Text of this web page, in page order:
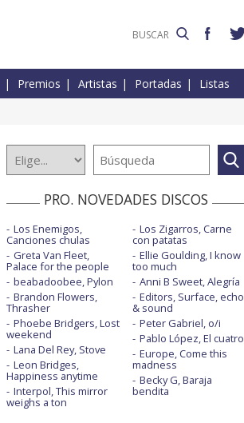
Premios Artistas Portadas Listas
PRO. NOVEDADES DISCOS
Los Enemigos,
Canciones chulas
Greta Van Fleet,
Palace for the people
beabadoobee, Pylon
Brandon Flowers,
Thrasher
Phoebe Bridgers, Lost
weekend
Lana Del Rey, Stove
Leon Bridges,
Happiness anytime
Interpol, This mirror
weighs a ton
Los Zigarros, Carne
con patatas
Ellie Goulding, I know
too much
Anni B Sweet, Alegría
Editors, Surface, echo
& sound
Peter Gabriel, o/i
Pablo López, El cuatro
Europe, Come this
madness
Becky G, Baraja
bendita